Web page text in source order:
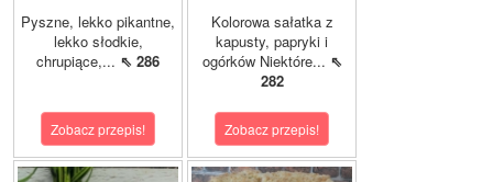
Pyszne, lekko pikantne,
lekko słodkie,
chrupiące,... ⇖ 286
Zobacz przepis!
Kolorowa sałatka z
kapusty, papryki i
ogórków Niektóre... ⇖
282
Zobacz przepis!